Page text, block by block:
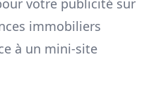
votre publicité sur
immobiliers
à un mini-site